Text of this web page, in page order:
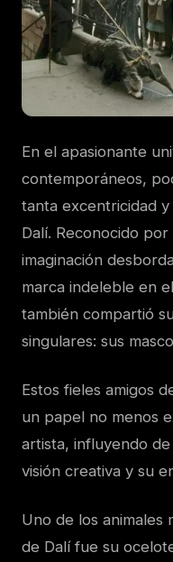
En el apasionante
contemporáneos,
tanta excentricidad
Dalí. Reconocido
imaginación
marca indeleble en
también compartió
singulares: sus
Estos fieles amigos
un papel no menos
artista, influyendo
visión creativa y su
Uno de los animales
de Dalí fue su